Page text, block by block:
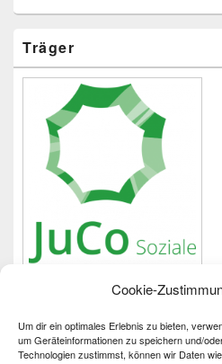
Cookie-
Um dir ein optimales Erlebnis zu bieten,
um Geräteinformationen zu speichern und/
Technologien zustimmst, können wir Daten
Träger
Wichtiges